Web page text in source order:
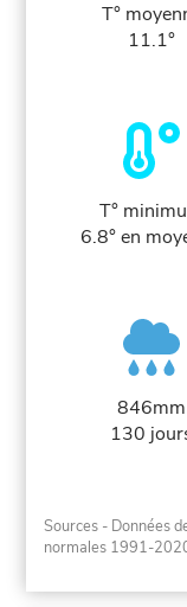
T°
11.1°
T°
6.8° en
846mm
130
Sources - Données
normales 1991-